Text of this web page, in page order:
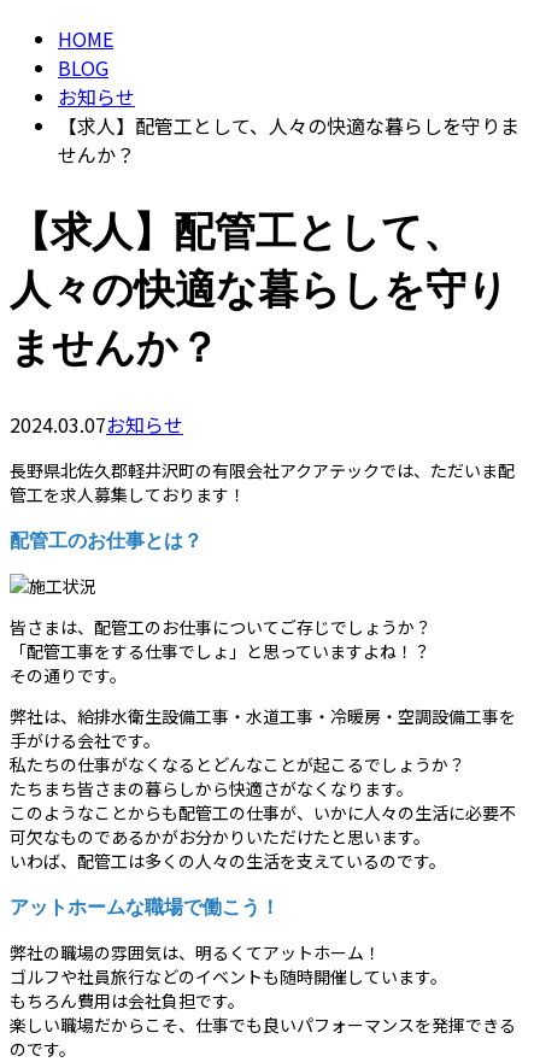
HOME
BLOG
お知らせ
【求人】配管工として、人々の快適な暮らしを守りま
せんか？
【求人】配管工として、
人々の快適な暮らしを守り
ませんか？
2024.03.07お知らせ
長野県北佐久郡軽井沢町の有限会社アクアテックでは、ただいま配
管工を求人募集しております！
配管工のお仕事とは？
皆さまは、配管工のお仕事についてご存じでしょうか？
「配管工事をする仕事でしょ」と思っていますよね！？
その通りです。
弊社は、給排水衛生設備工事・水道工事・冷暖房・空調設備工事を
手がける会社です。
私たちの仕事がなくなるとどんなことが起こるでしょうか？
たちまち皆さまの暮らしから快適さがなくなります。
このようなことからも配管工の仕事が、いかに人々の生活に必要不
可欠なものであるかがお分かりいただけたと思います。
いわば、配管工は多くの人々の生活を支えているのです。
アットホームな職場で働こう！
弊社の職場の雰囲気は、明るくてアットホーム！
ゴルフや社員旅行などのイベントも随時開催しています。
もちろん費用は会社負担です。
楽しい職場だからこそ、仕事でも良いパフォーマンスを発揮できる
のです。